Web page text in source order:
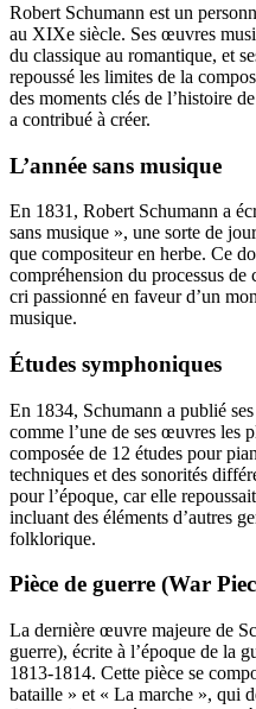
Robert Schumann est un
au XIXe siècle. Ses œuvres
du classique au romantique, et
repoussé les limites de la
des moments clés de l’histoire
a contribué à créer.
L’année sans musique
En 1831, Robert Schumann a
sans musique », une sorte de
que compositeur en herbe. Ce
compréhension du processus de
cri passionné en faveur d’un
musique.
Études symphoniques
En 1834, Schumann a publié
comme l’une de ses œuvres les
composée de 12 études pour
techniques et des sonorités
pour l’époque, car elle
incluant des éléments d’autres
folklorique.
Pièce de guerre (War
La dernière œuvre majeure de
guerre), écrite à l’époque de la
1813-1814. Cette pièce se
bataille » et « La marche », qui